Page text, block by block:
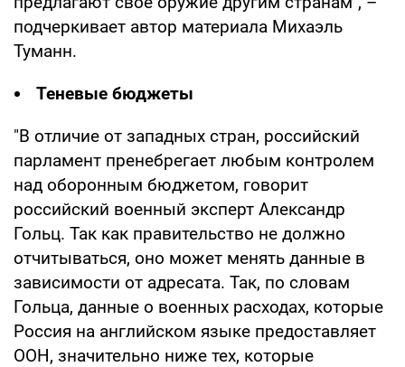
подчеркивает автор материала Михаэль
Туманн.
Теневые бюджеты
"В отличие от западных стран, российский
парламент пренебрегает любым контролем
над оборонным бюджетом, говорит
российский военный эксперт Александр
Гольц. Так как правительство не должно
отчитываться, оно может менять данные в
зависимости от адресата. Так, по словам
Гольца, данные о военных расходах, которые
Россия на английском языке предоставляет
ООН, значительно ниже тех, которые